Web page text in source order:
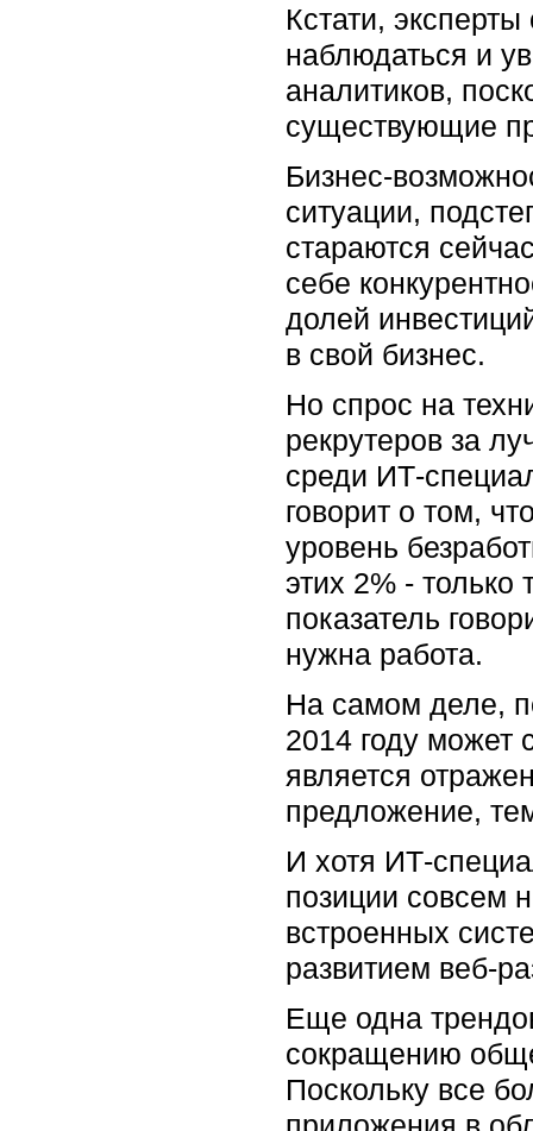
Кстати,
наблюдаться и
аналитиков,
существующие
Бизнес-
ситуации,
стараются
себе
долей
в свой бизнес.
Но спрос на
рекрутеров за
среди ИТ-
говорит о том,
уровень
этих 2% - только
показатель
нужна работа.
На самом деле,
2014 году может
является
предложение,
И хотя ИТ-
позиции совсем
встроенных
развитием веб-
Еще одна
сокращению
Поскольку все